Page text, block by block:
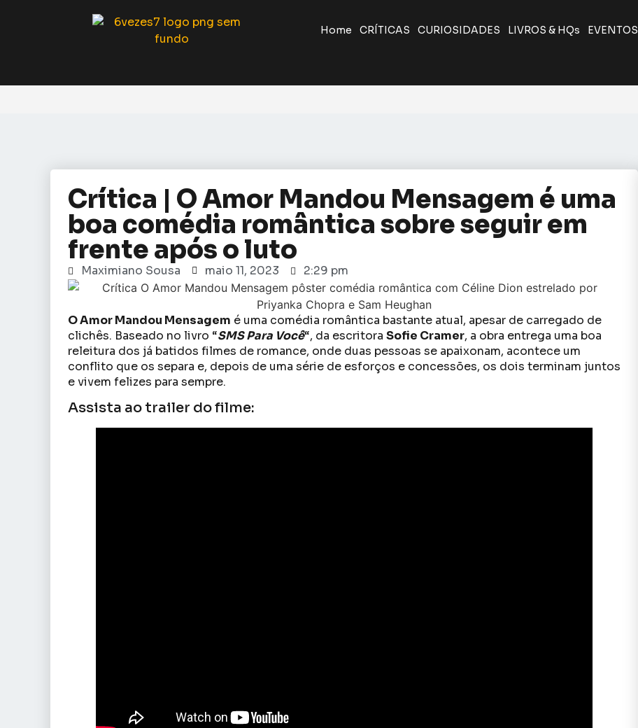
Home CRÍTICAS CURIOSIDADES LIVROS & HQs EVENTOS
Crítica | O Amor Mandou Mensagem é uma
boa comédia romântica sobre seguir em
frente após o luto
Maximiano Sousa maio 11, 2023 2:29 pm
O Amor Mandou Mensagem é uma comédia romântica bastante atual, apesar de carregado de
clichês. Baseado no livro “SMS Para Você“, da escritora Sofie Cramer, a obra entrega uma boa
releitura dos já batidos filmes de romance, onde duas pessoas se apaixonam, acontece um
conflito que os separa e, depois de uma série de esforços e concessões, os dois terminam juntos
e vivem felizes para sempre.
Assista ao trailer do filme: